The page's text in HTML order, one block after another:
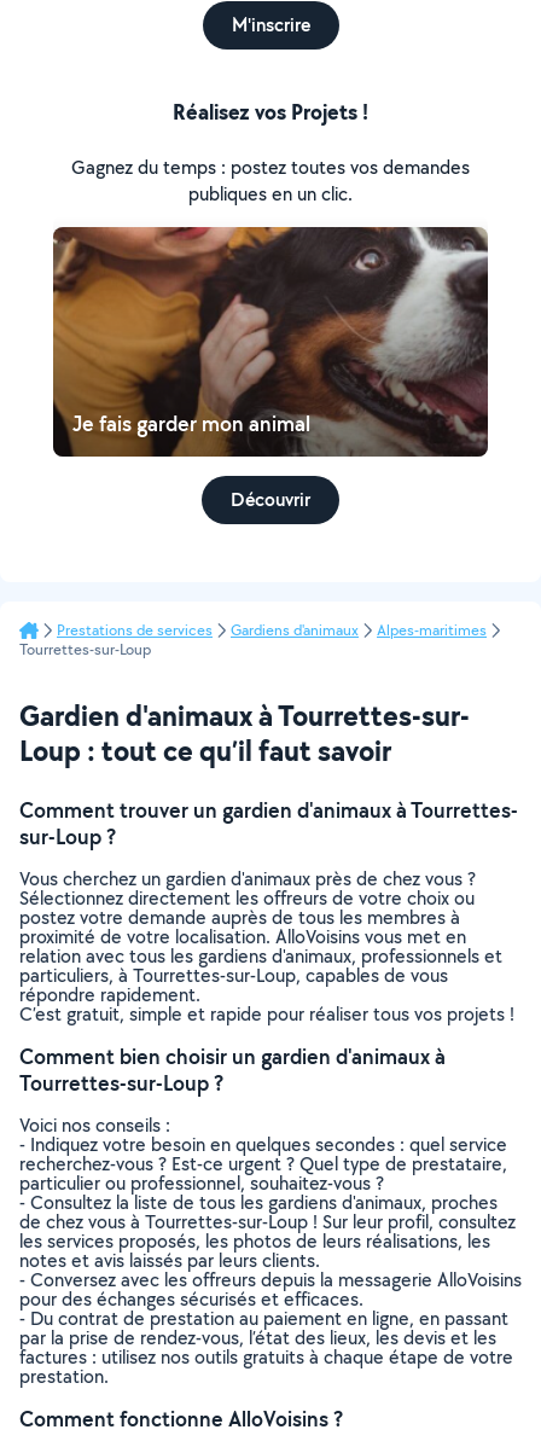
M'inscrire
Réalisez vos Projets !
Gagnez du temps : postez toutes vos demandes
publiques en un clic.
Je fais garder mon animal
Découvrir
Prestations de services Gardiens d'animaux
Alpes-maritimes
Tourrettes-sur-Loup
Gardien d'animaux à Tourrettes-sur-
Loup : tout ce qu’il faut savoir
Comment trouver un gardien d'animaux à Tourrettes-
sur-Loup ?
Vous cherchez un gardien d'animaux près de chez vous ?
Sélectionnez directement les offreurs de votre choix ou
postez votre demande auprès de tous les membres à
proximité de votre localisation. AlloVoisins vous met en
relation avec tous les gardiens d'animaux, professionnels et
particuliers, à Tourrettes-sur-Loup, capables de vous
répondre rapidement.
C’est gratuit, simple et rapide pour réaliser tous vos projets !
Comment bien choisir un gardien d'animaux à
Tourrettes-sur-Loup ?
Voici nos conseils :
- Indiquez votre besoin en quelques secondes : quel service
recherchez-vous ? Est-ce urgent ? Quel type de prestataire,
particulier ou professionnel, souhaitez-vous ?
- Consultez la liste de tous les gardiens d'animaux, proches
de chez vous à Tourrettes-sur-Loup ! Sur leur profil, consultez
les services proposés, les photos de leurs réalisations, les
notes et avis laissés par leurs clients.
- Conversez avec les offreurs depuis la messagerie AlloVoisins
pour des échanges sécurisés et efficaces.
- Du contrat de prestation au paiement en ligne, en passant
par la prise de rendez-vous, l’état des lieux, les devis et les
factures : utilisez nos outils gratuits à chaque étape de votre
prestation.
Comment fonctionne AlloVoisins ?